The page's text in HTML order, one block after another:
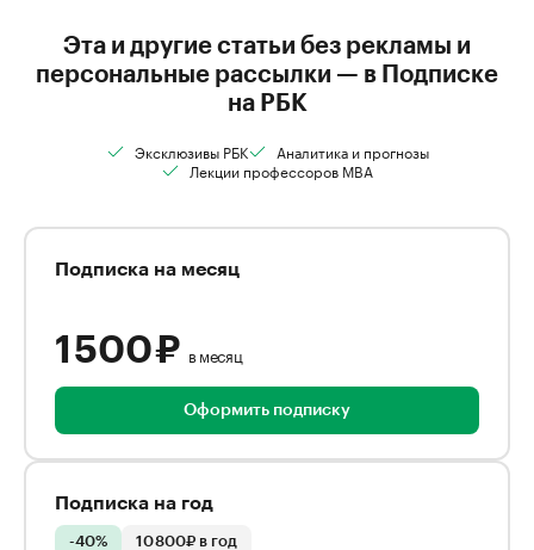
Эта и другие статьи без рекламы и
персональные рассылки — в Подписке
на РБК
Эксклюзивы РБК
Аналитика и прогнозы
Лекции профессоров MBA
Подписка на месяц
1 500 ₽ в месяц
Оформить подписку
Подписка на год
-40% 10 800₽ в год